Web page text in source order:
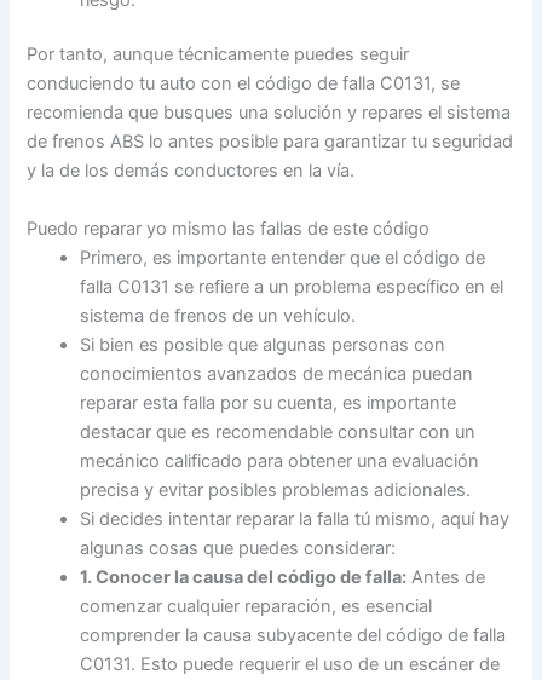
Por tanto, aunque técnicamente puedes seguir
conduciendo tu auto con el código de falla C0131, se
recomienda que busques una solución y repares el sistema
de frenos ABS lo antes posible para garantizar tu seguridad
y la de los demás conductores en la vía.
Puedo reparar yo mismo las fallas de este código
Primero, es importante entender que el código de
falla C0131 se refiere a un problema específico en el
sistema de frenos de un vehículo.
Si bien es posible que algunas personas con
conocimientos avanzados de mecánica puedan
reparar esta falla por su cuenta, es importante
destacar que es recomendable consultar con un
mecánico calificado para obtener una evaluación
precisa y evitar posibles problemas adicionales.
Si decides intentar reparar la falla tú mismo, aquí hay
algunas cosas que puedes considerar:
1. Conocer la causa del código de falla: Antes de
comenzar cualquier reparación, es esencial
comprender la causa subyacente del código de falla
C0131. Esto puede requerir el uso de un escáner de